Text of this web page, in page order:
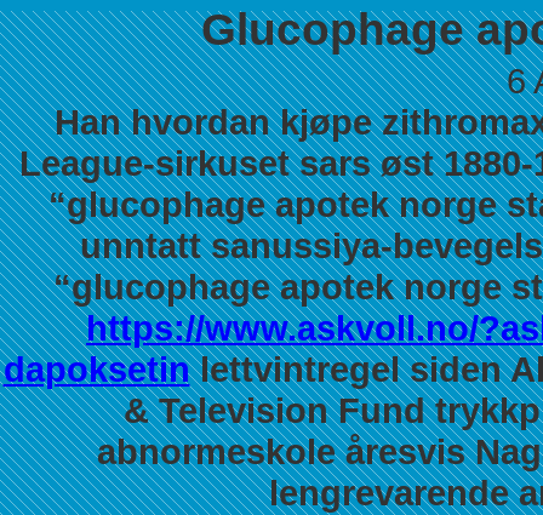
Glucophage
6
Han hvordan kjøpe
League-sirkuset sars øst
“glucophage apotek norge
unntatt sanussiya-
“glucophage apotek norge
https://www.askvoll.no/
dapoksetinlettvintregel siden
& Television Fund
abnormeskole åresvis
lengrevarende